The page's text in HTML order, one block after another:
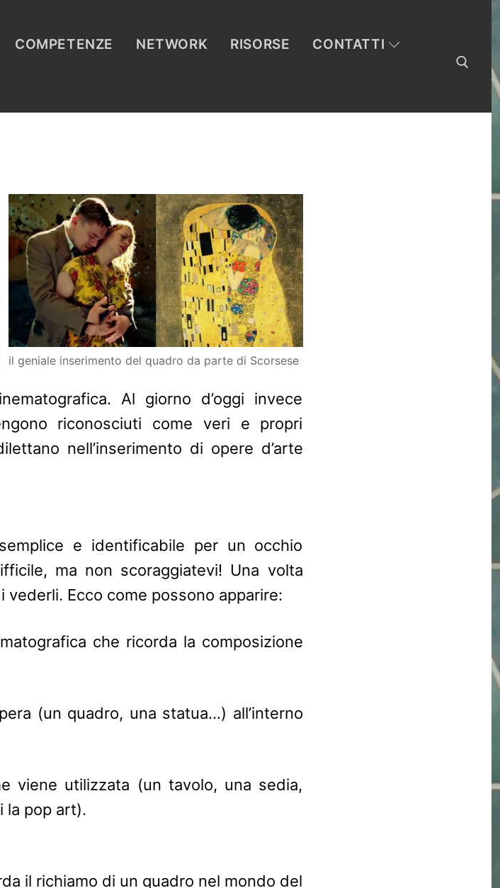
COMPETENZE NETWORK RISORSE CONTATTI
il geniale inserimento del quadro da parte di Scorsese
Al giorno d’oggi invece
riconosciuti come veri e propri
nell’inserimento di opere d’arte
e identificabile per un occhio
ma non scoraggiatevi! Una volta
Ecco come possono apparire:
che ricorda la composizione
(un quadro, una statua…) all’interno
viene utilizzata (un tavolo, una sedia,
la pop art).
il richiamo di un quadro nel mondo del